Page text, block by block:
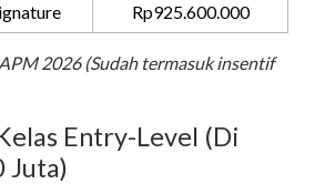
Rp925.600.000
2026 (Sudah termasuk insentif
Entry-Level (Di
Juta)